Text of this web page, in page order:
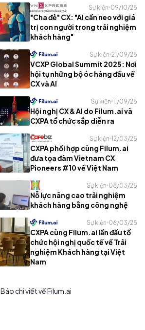
Sự kiện 09/10/25
"Cha đẻ" CX: "AI cần neo với giá
trị con người trong trải nghiệm
khách hàng"
Sự kiện 21/09/25
VCXP Global Summit 2025: Nơi
hội tụ những bộ óc hàng đầu về
CX và AI
Sự kiện 11/09/25
Hội nghị CX & AI do Filum.ai và
CXPA tổ chức sắp diễn ra
Sự kiện 12/03/25
CXPA phối hợp cùng Filum.ai
đưa tọa đàm Vietnam CX
Pioneers #10 về Việt Nam
Sự kiện 08/03/25
Nỗ lực nâng cao trải nghiệm
khách hàng bằng công nghệ
Sự kiện 06/03/25
CXPA cùng Filum.ai lần đầu tổ
chức hội nghị quốc tế về Trải
nghiệm Khách hàng tại Việt
Nam
Báo chi viết về Filum.ai